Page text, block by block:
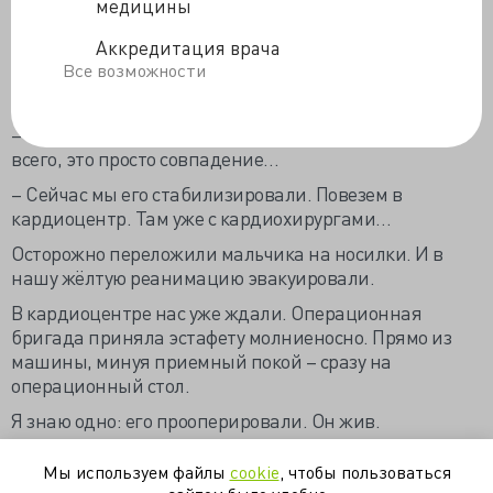
медицины
Аккредитация врача
Все возможности
бегать и прыгать… Все ребята носятся, играют, а он
стоит и смотрит… и плачет! Вот я и… иногда… дома…
– Не корите себя, – успокоил его доктор. – Скорее
всего, это просто совпадение…
– Сейчас мы его стабилизировали. Повезем в
кардиоцентр. Там уже с кардиохирургами…
Осторожно переложили мальчика на носилки. И в
нашу жёлтую реанимацию эвакуировали.
В кардиоцентре нас уже ждали. Операционная
бригада приняла эстафету молниеносно. Прямо из
машины, минуя приемный покой – сразу на
операционный стол.
Я знаю одно: его прооперировали. Он жив.
Мы используем файлы cookie , чтобы пользоваться